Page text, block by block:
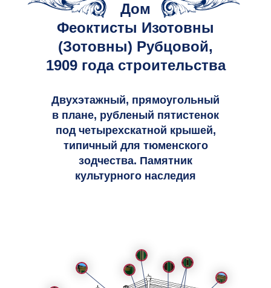
Дом
Феоктисты Изотовны
(Зотовны) Рубцовой,
1909 года строительства
Двухэтажный, прямоугольный
в плане, рубленый пятистенок
под четырехскатной крышей,
типичный для тюменского
зодчества. Памятник
культурного наследия